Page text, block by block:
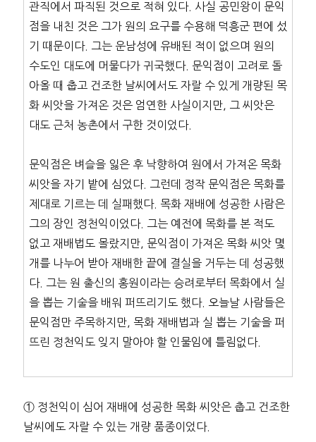
관직에서 파직된 것으로 적혀 있다. 사실 공민왕이 문익
점을 내친 것은 그가 원의 요구를 수용해 덕흥군 편에 섰
기 때문이다. 그는 운남성에 유배된 적이 없으며 원의
수도인 대도에 머물다가 귀국했다. 문익점이 고려로 돌
아올 때 춥고 건조한 날씨에서도 자랄 수 있게 개량된 목
화 씨앗을 가져온 것은 엄연한 사실이지만, 그 씨앗은
대도 근처 농촌에서 구한 것이었다.
문익점은 벼슬을 잃은 후 낙향하여 원에서 가져온 목화
씨앗을 자기 밭에 심었다. 그런데 정작 문익점은 목화를
제대로 기르는 데 실패했다. 목화 재배에 성공한 사람은
그의 장인 정천익이었다. 그는 예전에 목화를 본 적도
없고 재배법도 몰랐지만, 문익점이 가져온 목화 씨앗 몇
개를 나누어 받아 재배한 끝에 결실을 거두는 데 성공했
다. 그는 원 출신의 홍원이라는 승려로부터 목화에서 실
을 뽑는 기술을 배워 퍼뜨리기도 했다. 오늘날 사람들은
문익점만 주목하지만, 목화 재배법과 실 뽑는 기술을 퍼
뜨린 정천익도 잊지 말아야 할 인물임에 틀림없다.
① 정천익이 심어 재배에 성공한 목화 씨앗은 춥고 건조한
날씨에도 자랄 수 있는 개량 품종이었다.